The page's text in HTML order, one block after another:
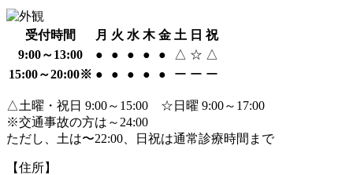
受付時間 月 火 水 木 金 土 日 祝
9:00～13:00
● ● ● ● ● △ ☆ △
15:00～20:00※ ● ● ● ● ● ー ー ー
△土曜・祝日 9:00～15:00 ☆日曜 9:00～17:00
※交通事故の方は～24:00
ただし、土は〜22:00、日祝は通常診療時間まで
【住所】